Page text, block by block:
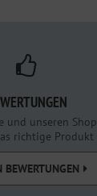
und unseren
richtige Produkt
BEWERTUNGEN